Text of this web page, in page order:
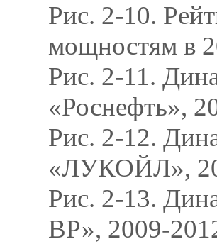
Рис. 2-10.
мощностям в
Рис. 2-11.
«Роснефть»,
Рис. 2-12.
«ЛУКОЙЛ»,
Рис. 2-13.
ВР», 2009-